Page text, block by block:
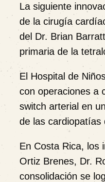
La siguiente
de la cirugía
del Dr. Brian
primaria de la
El Hospital de
con operaciones a
switch arterial en
de las cardiopatías
En Costa Rica, los
Ortiz Brenes, Dr.
consolidación se